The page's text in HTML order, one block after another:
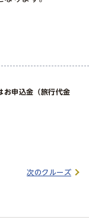
お申込金（旅行代金
次のクルーズ